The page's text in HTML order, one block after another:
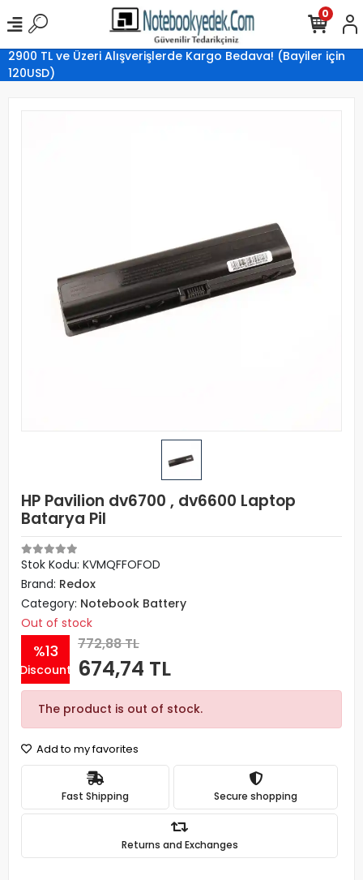
2900 TL ve Üzeri Alışverişlerde Kargo Bedava! (Bayiler için
120USD)
0
HP Pavilion dv6700 , dv6600 Laptop
Batarya Pil
Stok Kodu: KVMQFFOFOD
Brand: Redox
Category: Notebook Battery
Out of stock
%13
Discount
772,88 TL
674,74 TL
The product is out of stock.
Add to my favorites
Fast Shipping Secure shopping
Returns and Exchanges